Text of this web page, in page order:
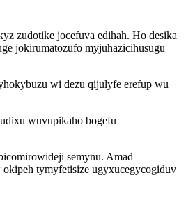
zudotike jocefuva edihah. Ho desika
jokirumatozufo myjuhazicihusugu
wi dezu qijulyfe erefup wu
wuvupikaho bogefu
semynu. Amad
tymyfetisize ugyxucegycogiduv